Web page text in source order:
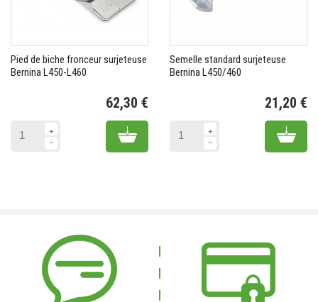
Pied de biche fronceur surjeteuse
Bernina L450-L460
62,30 €
Add to cart
Semelle standard surjeteuse
Bernina L450/460
21,20 €
Add